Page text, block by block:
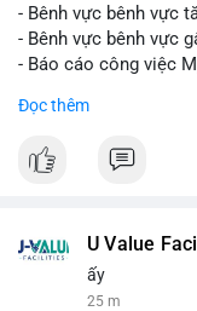
- Bênh vực bênh vực
- Bênh vực bênh vực
- Báo cáo công việc
$btc#btc
#vlikevn #titanbot
Đọc thêm
U Value
ấy
25 m